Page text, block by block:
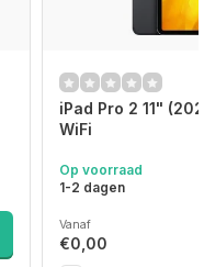
iPad Pro 2 11"
WiFi
Op voorraad
1-2 dagen
Vanaf
€0,00